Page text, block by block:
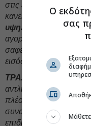
στις εξελίξεις στον
κανείς ότι
το
υψηλά
μετά την
αγορές κινούνται
σαφές ότι για ακόμη
εισόδου για όσους
ΤΡΑΣΤΟΡ, ΑΔΜΗΕ και
αντλήσουν σημαντικά
πλέον ότι μπορεί να
συναλλαγών. Είναι
επιδιώξουν άντληση
Ο
σας